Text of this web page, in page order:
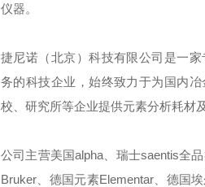
仪器。
捷尼诺（北京）科技有限公司是一
务的科技企业，始终致力于为国内
校、研究所等企业提供元素分析耗材
公司主营美国alpha、瑞士saentis全
Bruker、德国元素Elementar、德国埃